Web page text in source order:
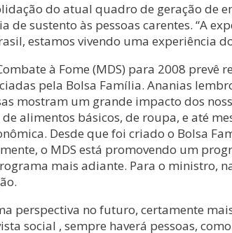
do atual quadro de geração de
sustento às pessoas carentes. “A
estamos vivendo uma experiência
à Fome (MDS) para 2008 prevê
pela Bolsa Família. Ananias
mostram um grande impacto dos
alimentos básicos, de roupa, e até
Desde que foi criado o Bolsa
o MDS está promovendo um
mais adiante. Para o ministro,
perspectiva no futuro, certamente
social , sempre haverá pessoas,